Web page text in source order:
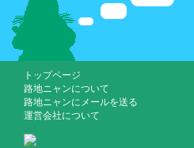
トップページ
路地ニャンについて
路地ニャンにメールを送る
運営会社について